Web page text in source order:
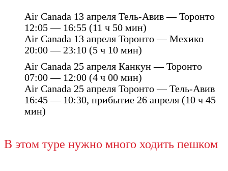
Air Canada 13 апреля Тель-Авив — Торонто
12:05 — 16:55 (11 ч 50 мин)
Air Canada 13 апреля Торонто — Мехико
20:00 — 23:10 (5 ч 10 мин)
Air Canada 25 апреля Канкун — Торонто
07:00 — 12:00 (4 ч 00 мин)
Air Canada 25 апреля Торонто — Тель-Авив
16:45 — 10:30, прибытие 26 апреля (10 ч 45
мин)
В этом туре нужно много ходить пешком